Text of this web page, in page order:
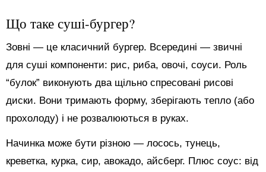
Що таке суші-бургер?
Зовні — це класичний бургер. Всередині — звичні
для суші компоненти: рис, риба, овочі, соуси. Роль
“булок” виконують два щільно спресовані рисові
диски. Вони тримають форму, зберігають тепло (або
прохолоду) і не розвалюються в руках.
Начинка може бути різною — лосось, тунець,
креветка, курка, сир, авокадо, айсберг. Плюс соус: від